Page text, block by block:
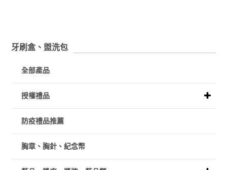
牙刷盒、盥洗包
全部產品
授權禮品
防疫禮品推薦
胸章、胸針、紀念幣